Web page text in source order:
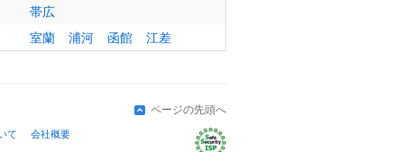
帯広
室蘭
浦河 函館 江差
ページの先頭へ
て 会社概要